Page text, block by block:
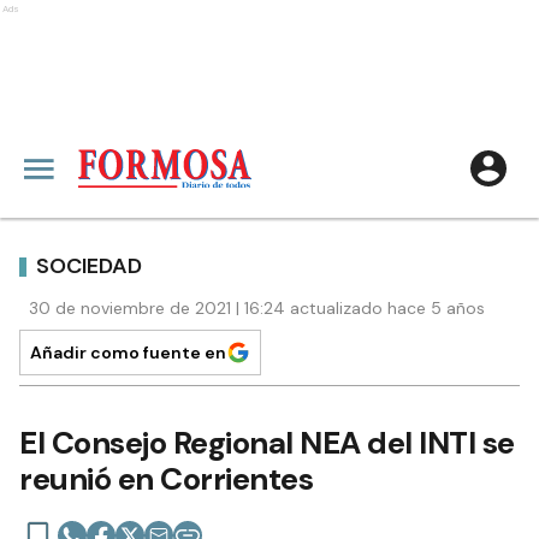
Ads
SOCIEDAD
30 de noviembre de 2021 | 16:24 actualizado hace 5 años
Añadir como fuente en
El Consejo Regional NEA del INTI se
reunió en Corrientes